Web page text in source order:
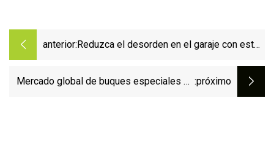
anterior: Reduzca el desorden en el garaje con este
45 % de descuento
Mercado global de buques especiales de :próximo